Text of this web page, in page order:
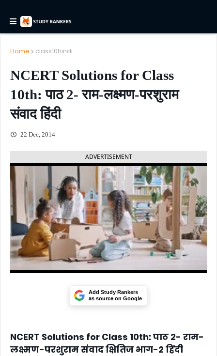
Home class10hindi
NCERT Solutions for Class
10th: पाठ 2- राम-लक्ष्मण-परशुराम
संवाद हिंदी
22 Dec, 2014
ADVERTISEMENT
Add Study Rankers
as source on Google
NCERT Solutions for Class 10th: पाठ 2- राम-
लक्ष्मण-परशुराम संवाद क्षितिज भाग-2 हिंदी